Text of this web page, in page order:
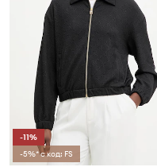
-11%
-5%* с код: FS